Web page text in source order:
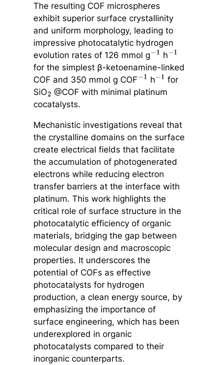
The resulting COF microspheres
exhibit superior surface crystallinity
and uniform morphology, leading to
impressive photocatalytic hydrogen
evolution rates of 126 mmol g−1 h−1
for the simplest β-ketoenamine-linked
COF and 350 mmol g COF−1 h−1 for
SiO2 @COF with minimal platinum
cocatalysts.
Mechanistic investigations reveal that
the crystalline domains on the surface
create electrical fields that facilitate
the accumulation of photogenerated
electrons while reducing electron
transfer barriers at the interface with
platinum. This work highlights the
critical role of surface structure in the
photocatalytic efficiency of organic
materials, bridging the gap between
molecular design and macroscopic
properties. It underscores the
potential of COFs as effective
photocatalysts for hydrogen
production, a clean energy source, by
emphasizing the importance of
surface engineering, which has been
underexplored in organic
photocatalysts compared to their
inorganic counterparts.